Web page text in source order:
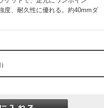
度、耐久性に優れる。約40mmダ